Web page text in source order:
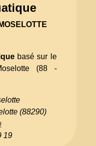
basé sur le
(88 -
(88290)
19